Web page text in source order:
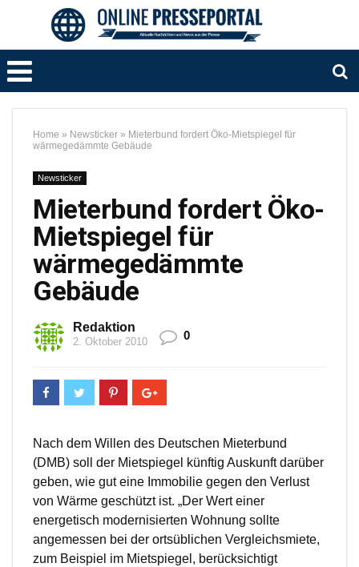
Home » Newsticker » Mieterbund fordert Öko-Mietspiegel für
wärmegedämmte Gebäude
Newsticker
Mieterbund fordert Öko-
Mietspiegel für
wärmegedämmte
Gebäude
Redaktion
2. Oktober 2010 0
Nach dem Willen des Deutschen Mieterbund
(DMB) soll der Mietspiegel künftig Auskunft darüber
geben, wie gut eine Immobilie gegen den Verlust
von Wärme geschützt ist. „Der Wert einer
energetisch modernisierten Wohnung sollte
angemessen bei der ortsüblichen Vergleichsmiete,
zum Beispiel im Mietspiegel, berücksichtigt